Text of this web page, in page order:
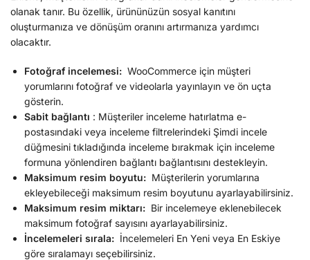
olanak tanır. Bu özellik, ürününüzün sosyal kanıtını
oluşturmanıza ve dönüşüm oranını artırmanıza yardımcı
olacaktır.
Fotoğraf incelemesi: WooCommerce için müşteri
yorumlarını fotoğraf ve videolarla yayınlayın ve ön uçta
gösterin.
Sabit bağlantı : Müşteriler inceleme hatırlatma e-
postasındaki veya inceleme filtrelerindeki Şimdi incele
düğmesini tıkladığında inceleme bırakmak için inceleme
formuna yönlendiren bağlantı bağlantısını destekleyin.
Maksimum resim boyutu: Müşterilerin yorumlarına
ekleyebileceği maksimum resim boyutunu ayarlayabilirsiniz.
Maksimum resim miktarı: Bir incelemeye eklenebilecek
maksimum fotoğraf sayısını ayarlayabilirsiniz.
İncelemeleri sırala: İncelemeleri En Yeni veya En Eskiye
göre sıralamayı seçebilirsiniz.